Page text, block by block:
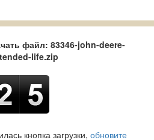
файл: 83346-john-deere-
life.zip
кнопка загрузки, обновите